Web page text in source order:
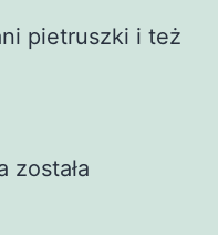
pietruszki i też
została